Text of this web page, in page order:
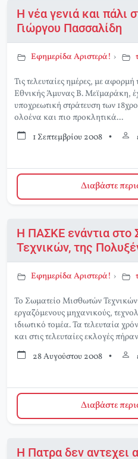
Η νέα γενιά και πάλι
Γιώργου Πασσαλίδη
Εφημερίδα Αριστερά! ›
Τις τελευταίες ημέρες, με
Εθνικής Άμυνας Β. Μεϊμαράκη,
υποχρεωτική στράτευση των
ολοένα και πιο προκλητικά...
1 Σεπτεμβρίου 2008 •
Διαβάστε
Η ΠΑΣΚΕ ενάντια
Τεχνικών, της
Εφημερίδα Αριστερά! ›
Το Σωματείο Μισθωτών
εργαζόμενους μηχανικούς,
ιδιωτικό τομέα. Τα τελευταία
και στις τελευταίες εκλογές
28 Αυγούστου 2008 •
Διαβάστε
Η Πατρα δεν αντεχει